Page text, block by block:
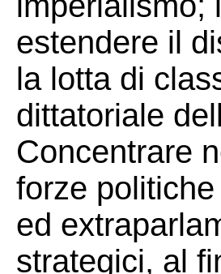
estendere il
la lotta di
dittatoriale
Concentrare
forze
ed
strategici, al